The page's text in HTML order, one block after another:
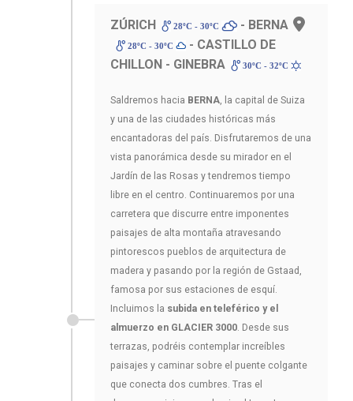
ZÚRICH 28ºC - 30ºC - BERNA
28ºC - 30ºC
- CASTILLO DE
CHILLON - GINEBRA
30ºC - 32ºC
Saldremos hacia BERNA, la capital de Suiza
y una de las ciudades históricas más
encantadoras del país. Disfrutaremos de una
vista panorámica desde su mirador en el
Jardín de las Rosas y tendremos tiempo
libre en el centro. Continuaremos por una
carretera que discurre entre imponentes
paisajes de alta montaña atravesando
pintorescos pueblos de arquitectura de
madera y pasando por la región de Gstaad,
famosa por sus estaciones de esquí.
Incluimos la subida en teleférico y el
almuerzo en GLACIER 3000. Desde sus
terrazas, podréis contemplar increíbles
paisajes y caminar sobre el puente colgante
que conecta dos cumbres. Tras el